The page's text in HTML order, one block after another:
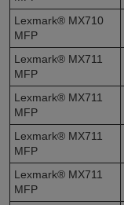
Lexmark® MX710
MFP
Lexmark® MX711
MFP
Lexmark® MX711
MFP
Lexmark® MX711
MFP
Lexmark® MX711
MFP